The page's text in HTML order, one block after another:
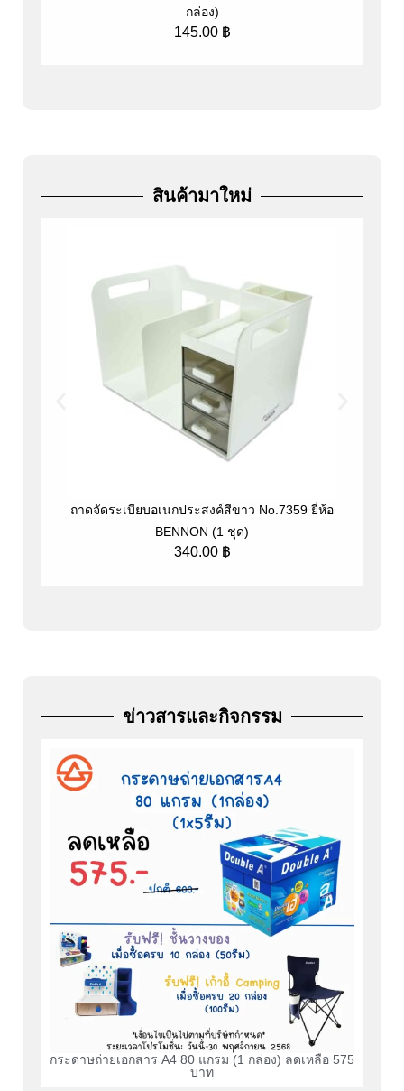
กล่อง)
145.00 ฿
สินค้ามาใหม่
ถาดจัดระเบียบอเนกประสงค์สีขาว No.7359 ยี่ห้อ
BENNON (1 ชุด)
340.00 ฿
ข่าวสารและกิจกรรม
กระดาษถ่ายเอกสาร A4 80 แกรม (1 กล่อง) ลดเหลือ 575
บาท